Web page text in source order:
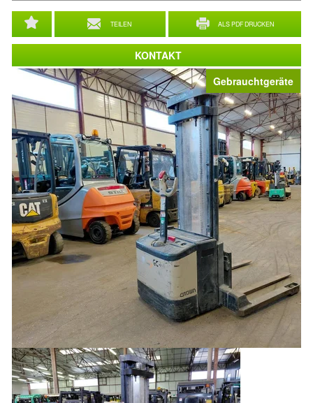
Gebrauchtgeräte
TEILEN ALS PDF DRUCKEN
KONTAKT